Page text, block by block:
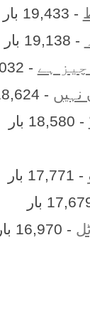
- 19,433 بار
- 19,138 بار
ہے - 19,032 بار
نہیں - 18,624 بار
- 18,580 بار
- 17,771 بار
- 16,970 بار